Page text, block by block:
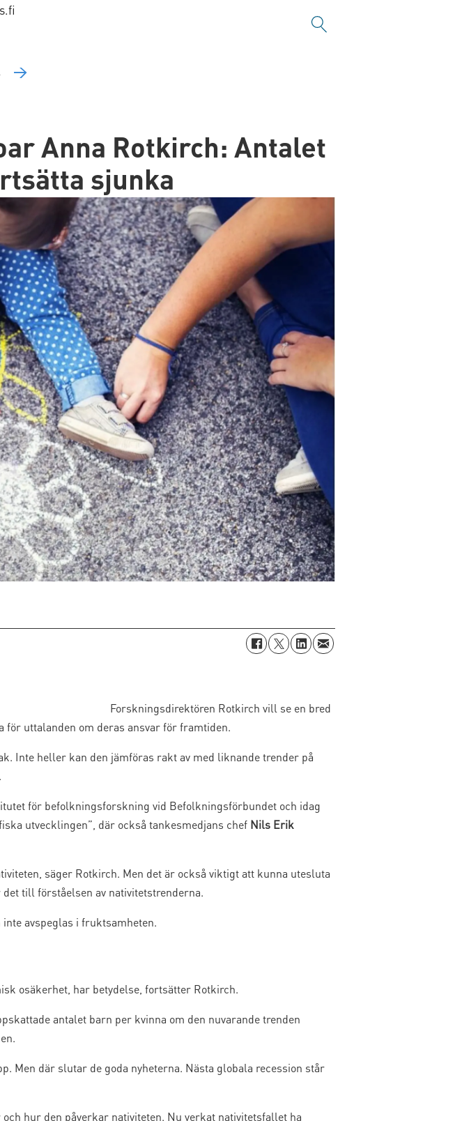
Anna Rotkirch: Antalet
sjunka
Forskningsdirektören Rotkirch vill se en bred
uttalanden om deras ansvar för framtiden.
Inte heller kan den jämföras rakt av med liknande trender på
för befolkningsforskning vid Befolkningsförbundet och idag
utvecklingen”, där också tankesmedjans chef Nils Erik
säger Rotkirch. Men det är också viktigt att kunna utesluta
till förståelsen av nativitetstrenderna.
avspeglas i fruktsamheten.
osäkerhet, har betydelse, fortsätter Rotkirch.
antalet barn per kvinna om den nuvarande trenden
Men där slutar de goda nyheterna. Nästa globala recession står
hur den påverkar nativiteten. Nu verkat nativitetsfallet ha